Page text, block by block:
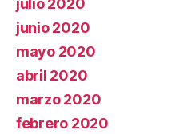
junio 2020
mayo 2020
abril 2020
marzo 2020
febrero 2020